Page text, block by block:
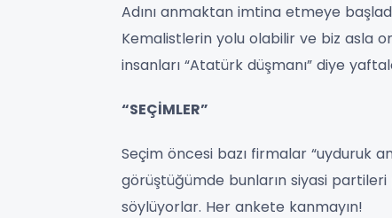
Adını anmaktan imtina etmeye
Kemalistlerin yolu olabilir ve biz asla
insanları “Atatürk düşmanı” diye
“SEÇİMLER”
Seçim öncesi bazı firmalar “uyduruk
görüştüğümde bunların siyasi
söylüyorlar. Her ankete kanmayın!